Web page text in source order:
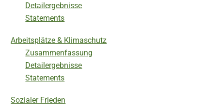
Detailergebnisse
Statements
Arbeitsplätze & Klimaschutz
Zusammenfassung
Detailergebnisse
Statements
Sozialer Frieden